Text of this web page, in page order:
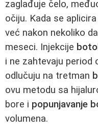
zaglađuje čelo,
očiju. Kada se aplicira
već nakon nekoliko
meseci. Injekcije
i ne zahtevaju period
odlučuju na tretman
ovu metodu sa
bore i popunjavanje
volumena.